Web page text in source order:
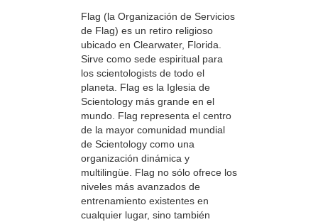
Flag (la Organización de Servicios
de Flag) es un retiro religioso
ubicado en Clearwater, Florida.
Sirve como sede espiritual para
los scientologists de todo el
planeta. Flag es la Iglesia de
Scientology más grande en el
mundo. Flag representa el centro
de la mayor comunidad mundial
de Scientology como una
organización dinámica y
multilingüe. Flag no sólo ofrece los
niveles más avanzados de
entrenamiento existentes en
cualquier lugar, sino también